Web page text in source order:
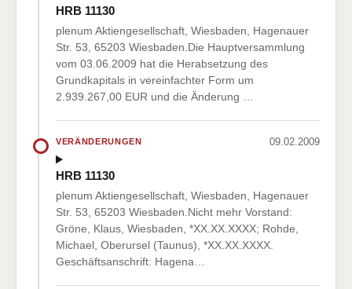
HRB 11130
plenum Aktiengesellschaft, Wiesbaden, Hagenauer
Str. 53, 65203 Wiesbaden.Die Hauptversammlung
vom 03.06.2009 hat die Herabsetzung des
Grundkapitals in vereinfachter Form um
2.939.267,00 EUR und die Änderung …
VERÄNDERUNGEN 09.02.2009
HRB 11130
plenum Aktiengesellschaft, Wiesbaden, Hagenauer
Str. 53, 65203 Wiesbaden.Nicht mehr Vorstand:
Gröne, Klaus, Wiesbaden, *XX.XX.XXXX; Rohde,
Michael, Oberursel (Taunus), *XX.XX.XXXX.
Geschäftsanschrift: Hagena…